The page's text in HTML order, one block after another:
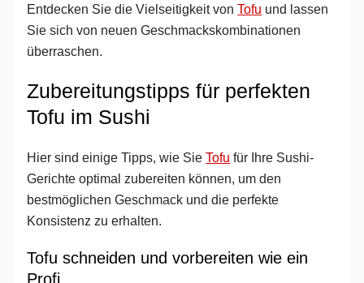
Entdecken Sie die Vielseitigkeit vonTofu und lassen
Sie sich von neuen Geschmackskombinationen
überraschen.
Zubereitungstipps für perfekten
Tofu im Sushi
Hier sind einige Tipps, wie SieTofu für Ihre Sushi-
Gerichte optimal zubereiten können, um den
bestmöglichen Geschmack und die perfekte
Konsistenz zu erhalten.
Tofu schneiden und vorbereiten wie ein
Profi